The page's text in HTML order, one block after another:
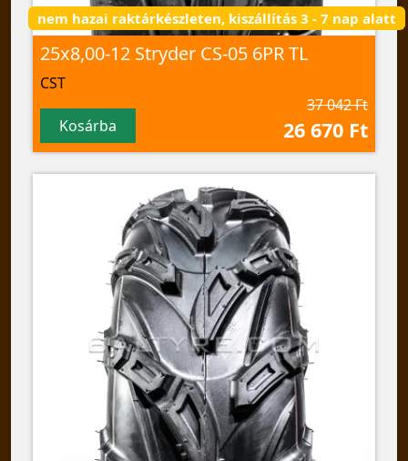
nem hazai raktárkészleten, kiszállítás 3 - 7 nap alatt
25x8,00-12 Stryder CS-05 6PR TL
CST
Kosárba
37 042 Ft
26 670 Ft